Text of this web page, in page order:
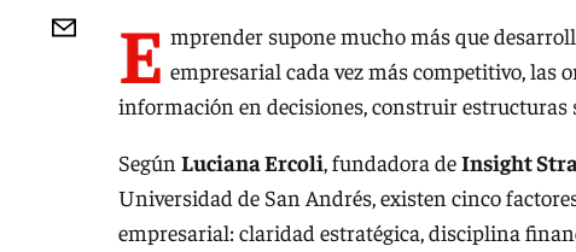
E mprender supone mucho más que
empresarial cada vez más competitivo,
información en decisiones, construir estructuras
Según Luciana Ercoli, fundadora deInsight
Universidad de San Andrés, existen cinco
empresarial: claridad estratégica, disciplina